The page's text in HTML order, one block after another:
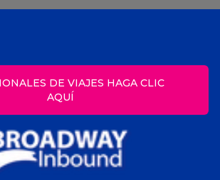
DE VIAJES HAGA CLIC
AQUÍ